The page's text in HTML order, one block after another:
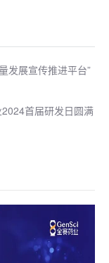
发展宣传推进平台”
首届研发日圆满